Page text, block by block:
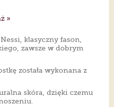
»
klasyczny fason,
zawsze w dobrym
została wykonana z
skóra, dzięki czemu